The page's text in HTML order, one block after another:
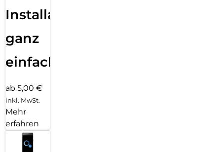
Installation
ganz
einfach
ab 5,00 €
inkl. MwSt.
Mehr
erfahren